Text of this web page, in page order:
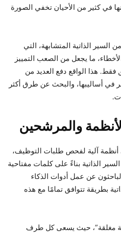
في كثير من الأحيان تخفي الصورة
الذاتية المتشابهة، التي
ما يجعل من الصعب التمييز
فقط. هذا الواقع دفع العديد من
في أساليبها، والبحث عن طرق أكثر
والمرشحين
أنظمة آلية لفحص طلبات التوظيف،
الذاتية بناءً على كلمات مفتاحية
عن عمل أدوات الذكاء
بطريقة تتوافق تمامًا مع هذه
مغلقة”، حيث يسعى كل طرف